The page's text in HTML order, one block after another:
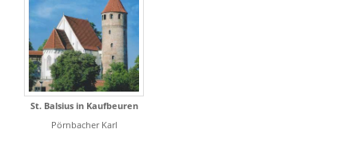
St. Balsius in Kaufbeuren
Pörnbacher Karl